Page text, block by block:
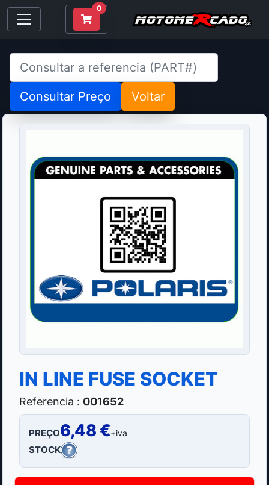
0
Consultar Preço Voltar
IN LINE FUSE SOCKET
Referencia : 001652
PREÇO6,48 €+iva
STOCK